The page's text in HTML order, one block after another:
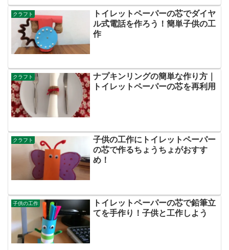
クラフト
トイレットペーパーの芯でダイヤ
ル式電話を作ろう！簡単子供の工
作
クラフト
ナプキンリングの簡単な作り方｜
トイレットペーパーの芯を再利用
クラフト
子供の工作にトイレットペーパー
の芯で作るちょうちょがおすす
め！
子供の工作
トイレットペーパーの芯で鉛筆立
てを手作り！子供と工作しよう